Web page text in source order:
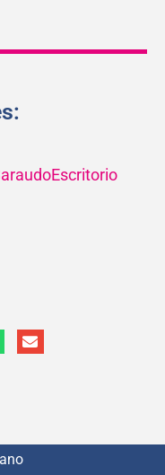
Escola 2.0
Escola 2.0
Escola 2.0